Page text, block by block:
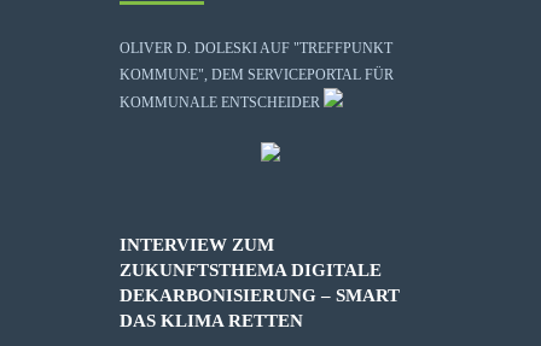
OLIVER D. DOLESKI AUF "TREFFPUNKT
KOMMUNE", DEM SERVICEPORTAL FÜR
KOMMUNALE ENTSCHEIDER
INTERVIEW ZUM
ZUKUNFTSTHEMA DIGITALE
DEKARBONISIERUNG – SMART
DAS KLIMA RETTEN